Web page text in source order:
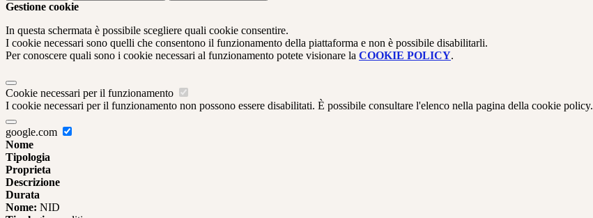
Gestione cookie
In questa schermata è possibile scegliere quali cookie consentire.
I cookie necessari sono quelli che consentono il funzionamento della piattaforma e non è possibile disabilitarli.
Per conoscere quali sono i cookie necessari al funzionamento potete visionare la COOKIE POLICY.
Cookie necessari per il funzionamento
I cookie necessari per il funzionamento non possono essere disabilitati. È possibile consultare l'elenco nella pagina della cookie policy.
google.com
Nome
Tipologia
Proprieta
Descrizione
Durata
Nome: NID